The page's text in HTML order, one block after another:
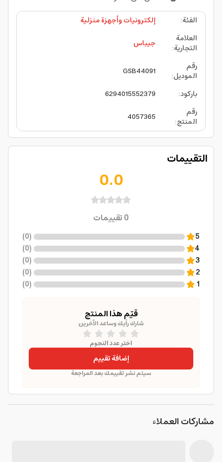
الفئة:
إلكترونيات وأجهزة منزلية
العلامة
التجارية:
جيباس
رقم
الموديل:
GSB44091
باركود:
6294015552379
رقم
المنتج:
4057365
التقييمات
0.0
0تقييمات
5
(
0
)
4
(
0
)
3
(
0
)
2
(
0
)
1
(
0
)
قيّم هذا المنتج
شارك رأيك وساعد الآخرين
اختر عدد النجوم
إضافة تقييم
سيتم نشر تقييمك بعد المراجعة
مشاركات العملاء